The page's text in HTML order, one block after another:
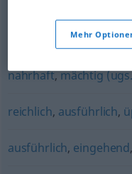
unbegrenzt,reich,
reichlich,viel
nahrhaft,mächtig
reichlich, ausführlich,
ausführlich, eingehend,
Mehr